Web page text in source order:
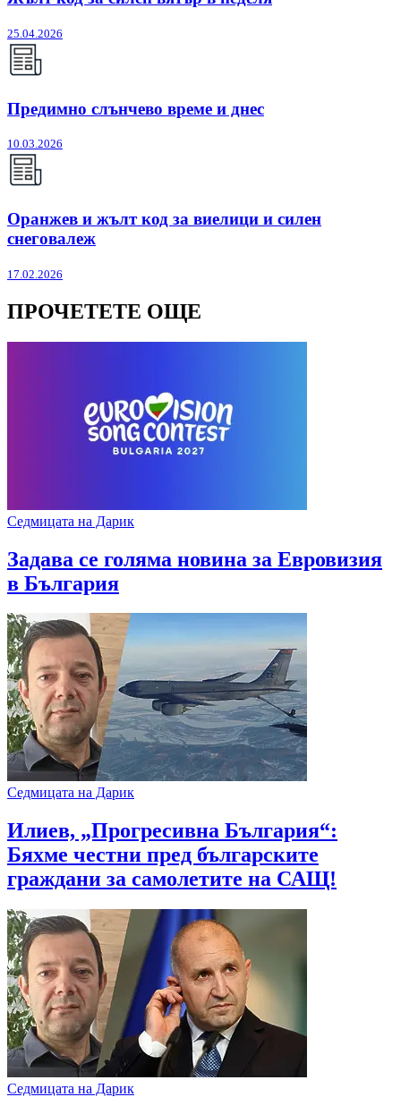
25.04.2026
Предимно слънчево време и днес
10.03.2026
Оранжев и жълт код за виелици и силен
снеговалеж
17.02.2026
ПРОЧЕТЕТЕ ОЩЕ
Седмицата на Дарик
Задава се голяма новина за Евровизия
в България
Седмицата на Дарик
Илиев, „Прогресивна България“:
Бяхме честни пред българските
граждани за самолетите на САЩ!
Седмицата на Дарик